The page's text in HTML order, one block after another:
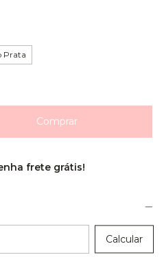
Prata
frete grátis!
Calcular